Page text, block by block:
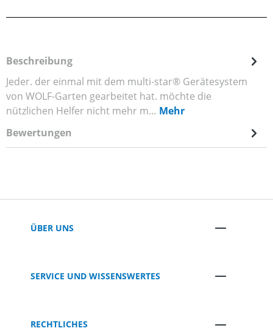
Beschreibung
Jeder. der einmal mit dem multi-star® Gerätesystem
von WOLF-Garten gearbeitet hat. möchte die
nützlichen Helfer nicht mehr m… Mehr
Bewertungen
ÜBER UNS
SERVICE UND WISSENSWERTES
RECHTLICHES